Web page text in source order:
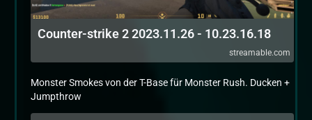
Counter-strike 2 2023.11.26 - 10.23.16.18
streamable.com
Monster Smokes von der T-Base für Monster Rush. Ducken +
Jumpthrow